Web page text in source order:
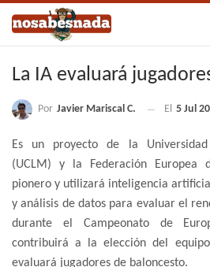
La IA evaluará
Por Javier Mariscal C. El 5 Jul
Es un proyecto de la
(UCLM) y la Federación Europea
pionero y utilizará inteligencia
y análisis de datos para evaluar el
durante el Campeonato de
contribuirá a la elección del
evaluará jugadores de baloncesto.